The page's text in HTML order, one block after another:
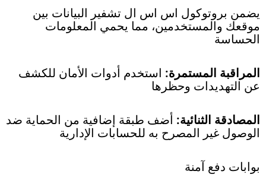
يضمن بروتوكول اس اس ال تشفير البيانات بين
موقعك والمستخدمين، مما يحمي المعلومات
الحساسة
المراقبة المستمرة: استخدم أدوات الأمان للكشف
عن التهديدات وحظرها
المصادقة الثنائية: أضف طبقة إضافية من الحماية ضد
الوصول غير المصرح به للحسابات الإدارية
بوابات دفع آمنة